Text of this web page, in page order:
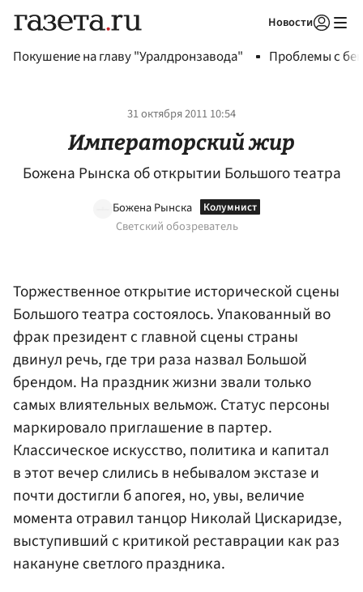
Новости
Покушение на главу "Уралдронзавода" Проблемы с
31 октября 2011 10:54
Императорский жир
Божена Рынска об открытии Большого театра
Божена Рынска
Светский обозреватель
Торжественное открытие исторической сцены
Большого театра состоялось. Упакованный во
фрак президент с главной сцены страны
двинул речь, где три раза назвал Большой
брендом. На праздник жизни звали только
самых влиятельных вельмож. Статус персоны
маркировало приглашение в партер.
Классическое искусство, политика и капитал
в этот вечер слились в небывалом экстазе и
почти достигли б апогея, но, увы, величие
момента отравил танцор Николай Цискаридзе,
выступивший с критикой реставрации как раз
накануне светлого праздника.